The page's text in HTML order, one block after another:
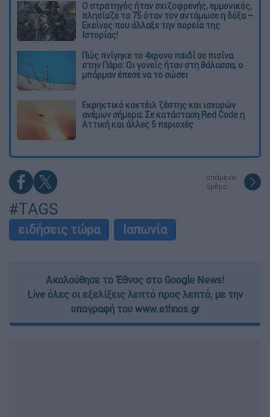
O στρατηγός ήταν σχιζοφρενής, εμμονικός,
πλησίαζε τα 75 όταν τον αντάμωσε η δόξα –
Εκείνος που άλλαξε την πορεία της
Ιστορίας!
Πώς πνίγηκε το 4χρονο παιδί σε πισίνα
στην Πάρο: Οι γονείς ήταν στη θάλασσα, ο
μπάρμαν έπεσε να το σώσει
Εκρηκτικό κοκτέιλ ζέστης και ισχυρών
ανέμων σήμερα: Σε κατάσταση Red Code η
Αττική και άλλες 5 περιοχές
επόμενο
άρθρο
#TAGS
ειδήσεις τώρα Ιαπωνία
Ακολούθησε το Έθνος στο Google News!
Live όλες οι εξελίξεις λεπτό προς λεπτό, με την
υπογραφή του www.ethnos.gr